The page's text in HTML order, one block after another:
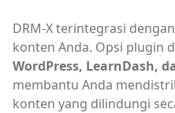
DRM-X terintegrasi
konten Anda. Opsi plugin
WordPress, LearnDash,
membantu Anda
konten yang dilindungi